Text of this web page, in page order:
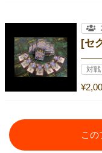
[セ
対戦
この